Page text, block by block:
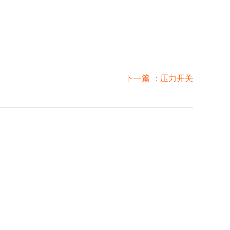
下一篇 ： 压力开关